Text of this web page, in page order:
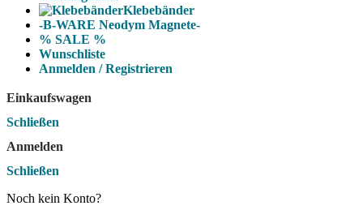
Klebebänder
-B-WARE Neodym Magnete-
% SALE %
Wunschliste
Anmelden / Registrieren
Einkaufswagen
Schließen
Anmelden
Schließen
Noch kein Konto?